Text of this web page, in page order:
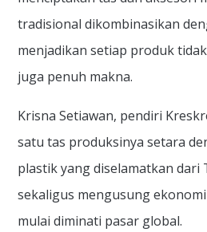
tradisional dikombinasikan
menjadikan setiap produk
juga penuh makna.
Krisna Setiawan, pendiri
satu tas produksinya setara
plastik yang diselamatkan dari
sekaligus mengusung
mulai diminati pasar global.